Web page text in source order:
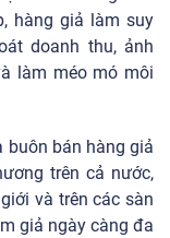
hàng giả làm suy
doanh thu, ảnh
làm méo mó môi
buôn bán hàng giả
trên cả nước,
và trên các sàn
giả ngày càng đa